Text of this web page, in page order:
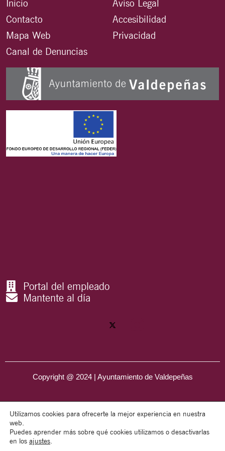
Inicio
Contacto
Mapa Web
Canal de Denuncias
Aviso Legal
Accesibilidad
Privacidad
Portal del empleado
Mantente al día
Copyright @ 2024 | Ayuntamiento de Valdepeñas
Utilizamos cookies para ofrecerte la mejor experiencia en nuestra
web.
Puedes aprender más sobre qué cookies utilizamos o desactivarlas
en los ajustes